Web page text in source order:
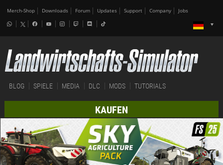
Merch-Shop Downloads Forum Updates Support Company Jobs
BLOG SPIELE MEDIA DLC MODS TUTORIALS
KAUFEN